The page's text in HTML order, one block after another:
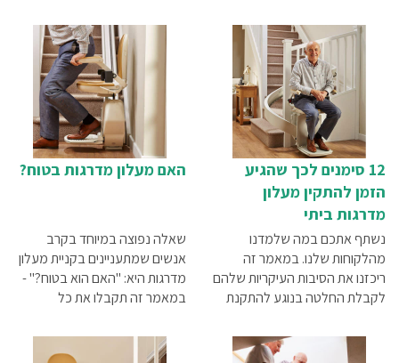
12 סימנים לכך שהגיע
הזמן להתקין מעלון
מדרגות ביתי
נשתף אתכם במה שלמדנו
מהלקוחות שלנו. במאמר זה
ריכזנו את הסיבות העיקריות שלהם
לקבלת החלטה בנוגע להתקנת
האם מעלון מדרגות בטוח?
שאלה נפוצה במיוחד בקרב
אנשים שמתעניינים בקניית מעלון
מדרגות היא: "האם הוא בטוח?" -
במאמר זה תקבלו את כל